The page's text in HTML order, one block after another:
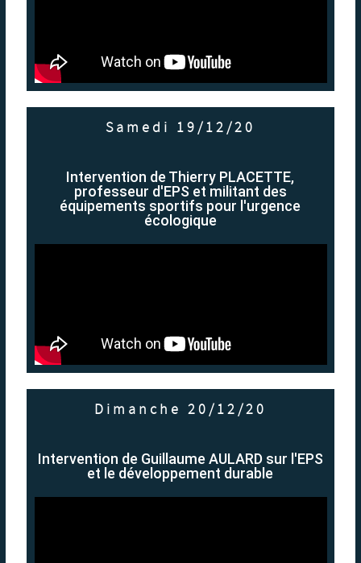
Samedi 19/12/20
Intervention de Thierry PLACETTE,
professeur d'EPS et militant des
équipements sportifs pour l'urgence
écologique
Dimanche 20/12/20
Intervention de Guillaume AULARD sur l'EPS
et le développement durable